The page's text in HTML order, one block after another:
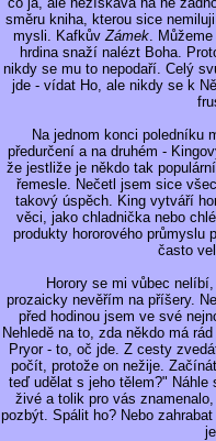
směru kniha, kterou sice
mysli. Kafkův Zámek.
hrdina snaží nalézt Boha.
nikdy se mu to nepodaří. Celý
jde - vídat Ho, ale nikdy se k
Na jednom konci poledníku
předurčení a na druhém -
že jestliže je někdo tak
řemesle. Nečetl jsem sice
takový úspěch. King vytváří
věci, jako chladnička nebo
produkty hororového průmyslu
často
Horory se mi vůbec nelíbí,
prozaicky nevěřím na příšery.
před hodinou jsem ve své
Nehledě na to, zda někdo má
Pryor - to, oč jde. Z cesty
počít, protože on nežije.
teď udělat s jeho tělem?"
živé a tolik pro vás
pozbýt. Spálit ho? Nebo